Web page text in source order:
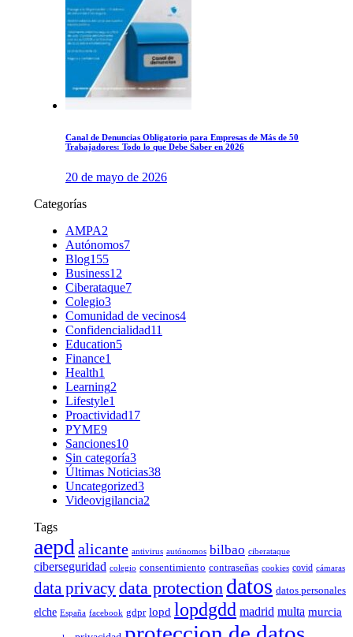
Canal de Denuncias Obligatorio para Empresas de Más de 50
Trabajadores: Todo lo que Debe Saber en 2026
20 de mayo de 2026
Categorías
AMPA2
Autónomos7
Blog155
Business12
Ciberataque7
Colegio3
Comunidad de vecinos4
Confidencialidad11
Education5
Finance1
Health1
Learning2
Lifestyle1
Proactividad17
PYME9
Sanciones10
Sin categoría3
Últimas Noticias38
Uncategorized3
Videovigilancia2
Tags
aepdalicante antivirus autónomos bilbao ciberataque
ciberseguridad colegio consentimiento contraseñas cookies covid cámaras
data privacydata protection datos datos personales
elche España facebook gdpr lopd lopdgdd madrid multa murcia